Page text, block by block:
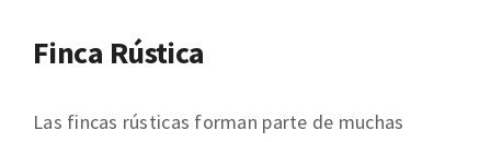
Finca Rústica
Las fincas rústicas forman parte de muchas